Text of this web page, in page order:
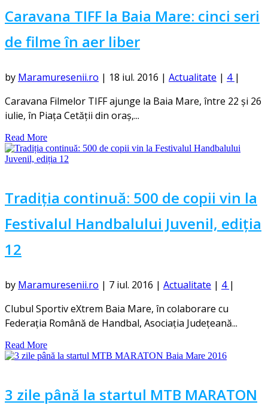
Caravana TIFF la Baia Mare: cinci seri
de filme în aer liber
by Maramuresenii.ro | 18 iul. 2016 | Actualitate | 4 |
Caravana Filmelor TIFF ajunge la Baia Mare, între 22 și 26
iulie, în Piața Cetății din oraș,...
Read More
Tradiția continuă: 500 de copii vin la
Festivalul Handbalului Juvenil, ediția
12
by Maramuresenii.ro | 7 iul. 2016 | Actualitate | 4 |
Clubul Sportiv eXtrem Baia Mare, în colaborare cu
Federația Română de Handbal, Asociația Județeană...
Read More
3 zile până la startul MTB MARATON